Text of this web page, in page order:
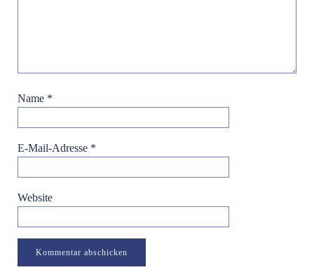
Name *
E-Mail-Adresse *
Website